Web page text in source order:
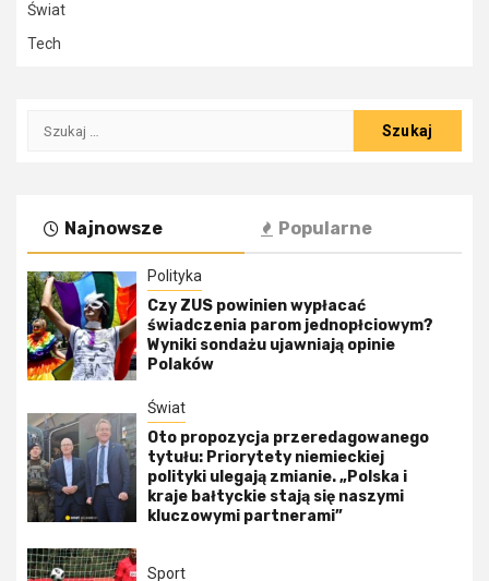
Świat
Tech
Szukaj:
Najnowsze Popularne
Polityka
Czy ZUS powinien wypłacać
świadczenia parom jednopłciowym?
Wyniki sondażu ujawniają opinie
Polaków
Świat
Oto propozycja przeredagowanego
tytułu: Priorytety niemieckiej
polityki ulegają zmianie. „Polska i
kraje bałtyckie stają się naszymi
kluczowymi partnerami”
Sport